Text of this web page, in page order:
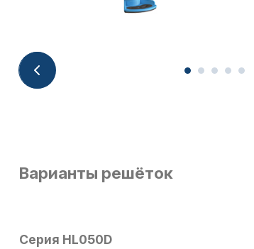
Варианты решёток
Серия HL050D